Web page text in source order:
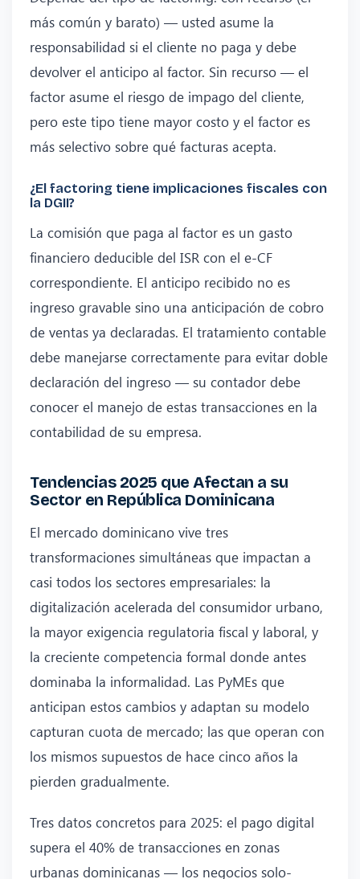
más común y barato) — usted asume la
responsabilidad si el cliente no paga y debe
devolver el anticipo al factor. Sin recurso — el
factor asume el riesgo de impago del cliente,
pero este tipo tiene mayor costo y el factor es
más selectivo sobre qué facturas acepta.
¿El factoring tiene implicaciones fiscales con
la DGII?
La comisión que paga al factor es un gasto
financiero deducible del ISR con el e-CF
correspondiente. El anticipo recibido no es
ingreso gravable sino una anticipación de cobro
de ventas ya declaradas. El tratamiento contable
debe manejarse correctamente para evitar doble
declaración del ingreso — su contador debe
conocer el manejo de estas transacciones en la
contabilidad de su empresa.
Tendencias 2025 que Afectan a su
Sector en República Dominicana
El mercado dominicano vive tres
transformaciones simultáneas que impactan a
casi todos los sectores empresariales: la
digitalización acelerada del consumidor urbano,
la mayor exigencia regulatoria fiscal y laboral, y
la creciente competencia formal donde antes
dominaba la informalidad. Las PyMEs que
anticipan estos cambios y adaptan su modelo
capturan cuota de mercado; las que operan con
los mismos supuestos de hace cinco años la
pierden gradualmente.
Tres datos concretos para 2025: el pago digital
supera el 40% de transacciones en zonas
urbanas dominicanas — los negocios solo-